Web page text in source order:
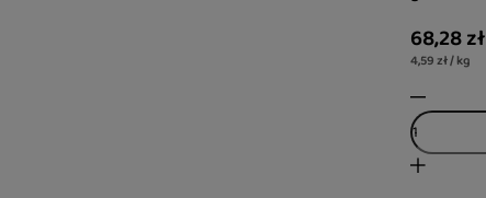
68,28 zł
4,59 zł / kg